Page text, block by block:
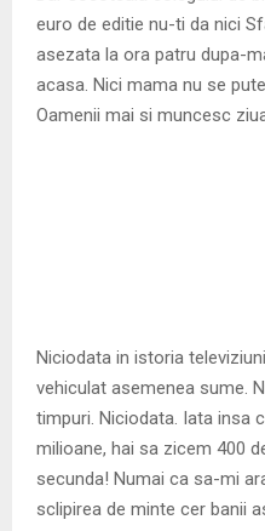
euro de editie nu-ti da nici
asezata la ora patru dupa-
acasa. Nici mama nu se
Oamenii mai si muncesc
Niciodata in istoria
vehiculat asemenea sume.
timpuri. Niciodata. Iata insa
milioane, hai sa zicem 400
secunda! Numai ca sa-mi
sclipirea de minte cer banii